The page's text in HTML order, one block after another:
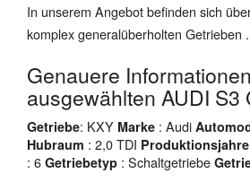
In unserem Angebot befinden sich
komplex generalüberholten Getrieben
Genauere
ausgewählten AUDI S3
Getriebe: KXY Marke : Audi
Hubraum : 2,0 TDI Produktionsjahre
: 6 Getriebetyp : Schaltgetriebe